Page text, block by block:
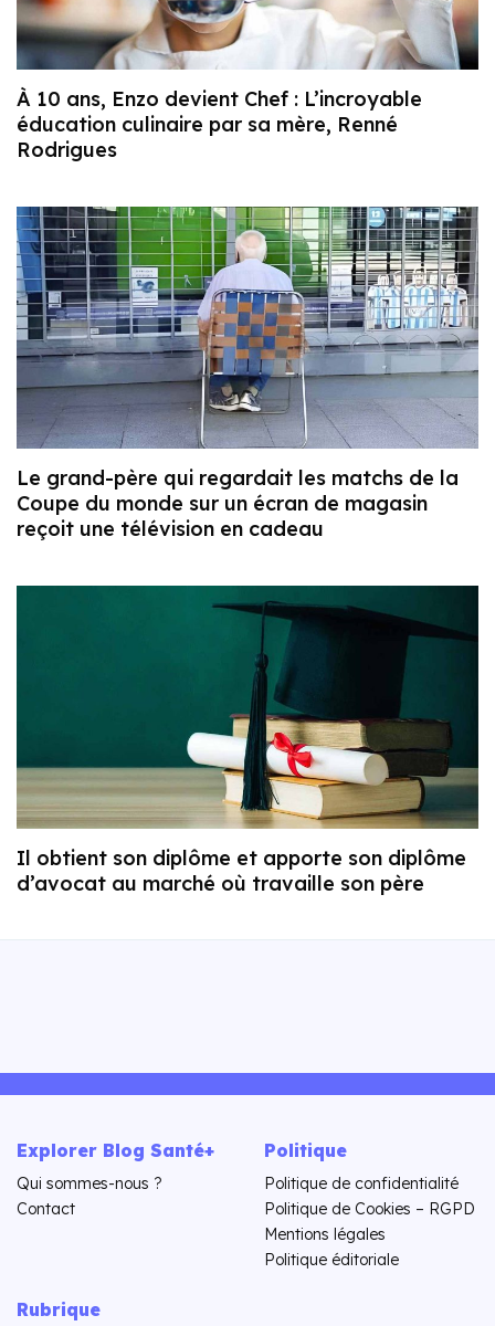
À 10 ans, Enzo devient Chef : L’incroyable
éducation culinaire par sa mère, Renné
Rodrigues
Le grand-père qui regardait les matchs de la
Coupe du monde sur un écran de magasin
reçoit une télévision en cadeau
Il obtient son diplôme et apporte son diplôme
d’avocat au marché où travaille son père
Explorer Blog Santé+
Qui sommes-nous ?
Contact
Politique
Politique de confidentialité
Politique de Cookies – RGPD
Mentions légales
Politique éditoriale
Rubrique